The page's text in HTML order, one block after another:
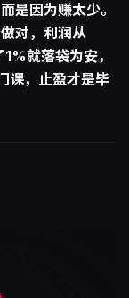
是因为赚太少。
对，利润从
就落袋为安，
课，止盈才是毕